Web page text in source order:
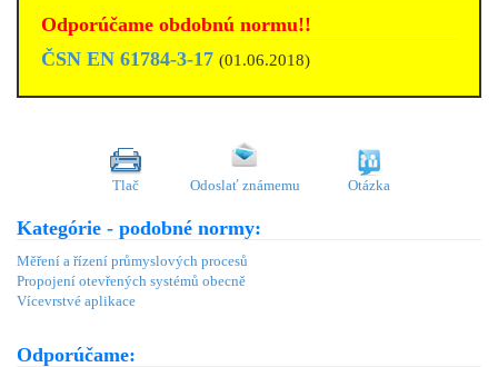
Odporúčame obdobnú normu!!
ČSN EN 61784-3-17 (01.06.2018)
Tlač Odoslať známemu Otázka
Kategórie - podobné normy:
Měření a řízení průmyslových procesů
Propojení otevřených systémů obecně
Vícevrstvé aplikace
Odporúčame: